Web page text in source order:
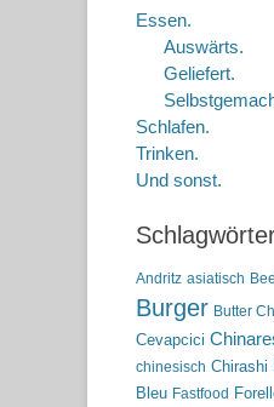
Essen.
Auswärts.
Geliefert.
Schlafen.
Trinken.
Und sonst.
Andritz asiatisch
Burger Butter
Cevapcici
chinesisch Chirashi
Bleu Fastfood